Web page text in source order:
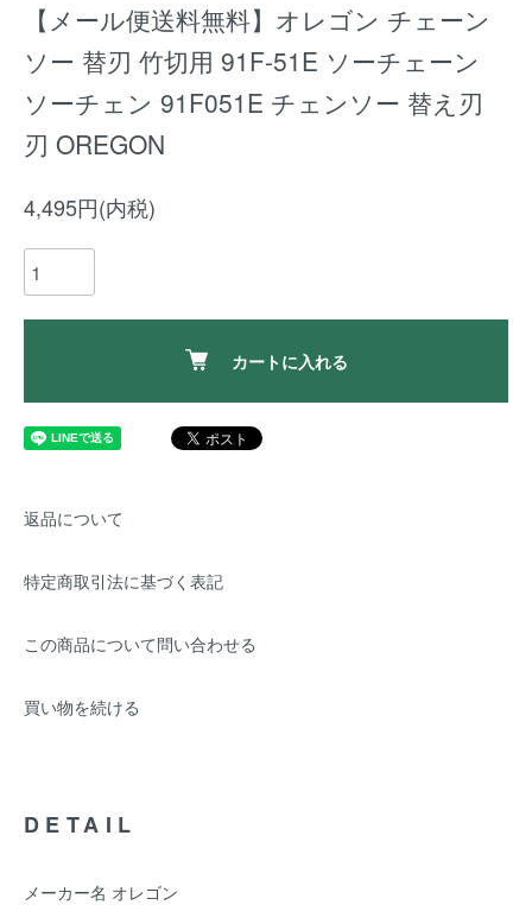
【メール便送料無料】オレゴン チェーン
ソー 替刃 竹切用 91F-51E ソーチェーン
ソーチェン 91F051E チェンソー 替え刃
刃 OREGON
4,495円(内税)
カートに入れる
返品について
特定商取引法に基づく表記
この商品について問い合わせる
買い物を続ける
DETAIL
メーカー名 オレゴン